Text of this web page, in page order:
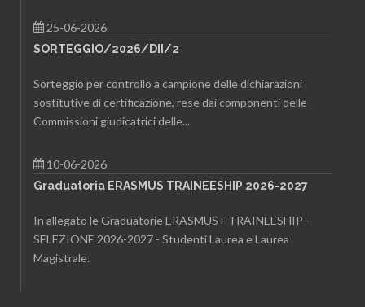
25-06-2026
SORTEGGIO/2026/DII/2
Sorteggio per controllo a campione delle dichiarazioni
sostitutive di certificazione, rese dai componenti delle
Commissioni giudicatrici delle...
10-06-2026
Graduatoria ERASMUS TRAINEESHIP 2026-2027
In allegato le Graduatorie ERASMUS+ TRAINEESHIP -
SELEZIONE 2026-2027 - Studenti Laurea e Laurea
Magistrale.